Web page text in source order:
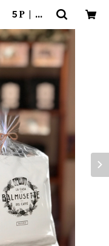
５P | Ca